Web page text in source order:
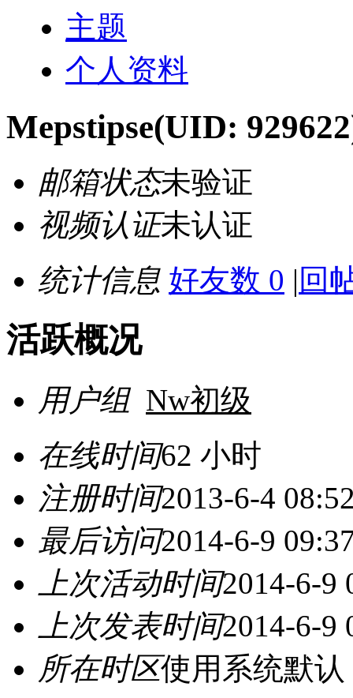
主题
个人资料
Mepstipse(UID:
邮箱状态未验证
视频认证未认证
统计信息 好友数 0 | 回
活跃概况
用户组 Nw初级
在线时间62 小时
注册时间2013-6-4
最后访问2014-6-9
上次活动时间2014-6-9
上次发表时间2014-6-9
所在时区使用系统默认